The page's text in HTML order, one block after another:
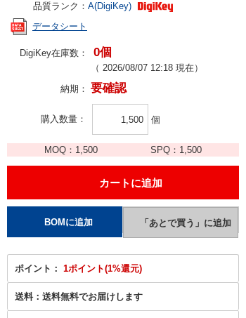
品質ランク： A(DigiKey)
データシート
DigiKey在庫数： 0個
（ 2026/08/07 12:18 現在）
納期： 要確認
購入数量 個
MOQ： 1,500 SPQ： 1,500
ポイント： 1ポイント(1%還元)
送料： 送料無料でお届けします